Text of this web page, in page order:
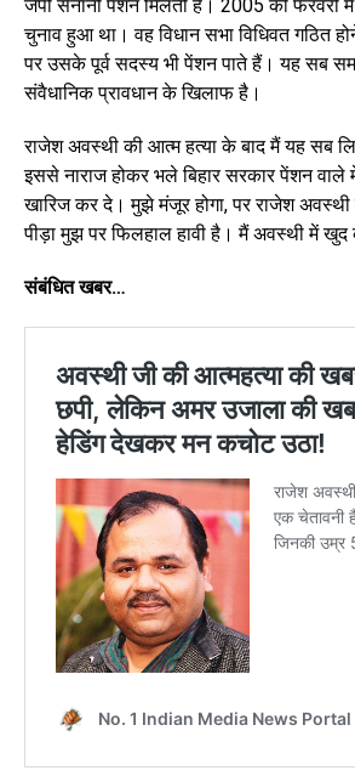
जेपी सेनानी पेंशन मिलती है। 2005 की फरवरी में
चुनाव हुआ था। वह विधान सभा विधिवत गठित
पर उसके पूर्व सदस्य भी पेंशन पाते हैं। यह सब
संवैधानिक प्रावधान के खिलाफ है।
राजेश अवस्थी की आत्म हत्या के बाद मैं यह सब
इससे नाराज होकर भले बिहार सरकार पेंशन
खारिज कर दे। मुझे मंजूर होगा, पर राजेश
पीड़ा मुझ पर फिलहाल हावी है। मैं अवस्थी में खुद
संबंधित खबर…